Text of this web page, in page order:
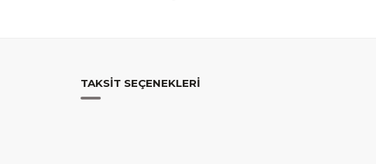
TAKSIT SEÇENEKLERI